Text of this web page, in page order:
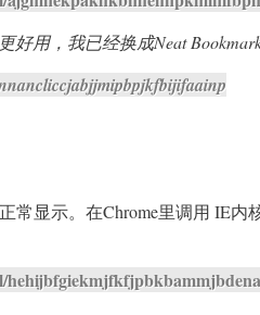
好用，我已经换成Neat
常显示。在Chrome里调用 IE内